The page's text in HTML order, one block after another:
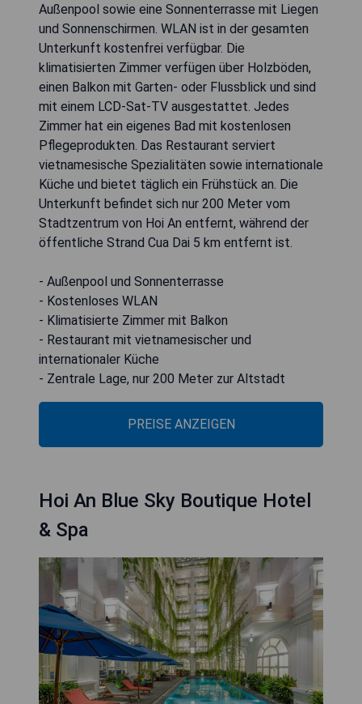
Außenpool sowie eine Sonnenterrasse mit Liegen
und Sonnenschirmen. WLAN ist in der gesamten
Unterkunft kostenfrei verfügbar. Die
klimatisierten Zimmer verfügen über Holzböden,
einen Balkon mit Garten- oder Flussblick und sind
mit einem LCD-Sat-TV ausgestattet. Jedes
Zimmer hat ein eigenes Bad mit kostenlosen
Pflegeprodukten. Das Restaurant serviert
vietnamesische Spezialitäten sowie internationale
Küche und bietet täglich ein Frühstück an. Die
Unterkunft befindet sich nur 200 Meter vom
Stadtzentrum von Hoi An entfernt, während der
öffentliche Strand Cua Dai 5 km entfernt ist.
- Außenpool und Sonnenterrasse
- Kostenloses WLAN
- Klimatisierte Zimmer mit Balkon
- Restaurant mit vietnamesischer und
internationaler Küche
- Zentrale Lage, nur 200 Meter zur Altstadt
PREISE ANZEIGEN
Hoi An Blue Sky Boutique Hotel
& Spa